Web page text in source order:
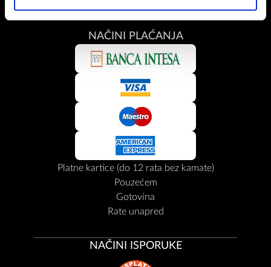
NAČINI PLAĆANJA
Platne kartice (do 12 rata bez kamate)
Pouzećem
Gotovina
Rate unapred
NAČINI ISPORUKE